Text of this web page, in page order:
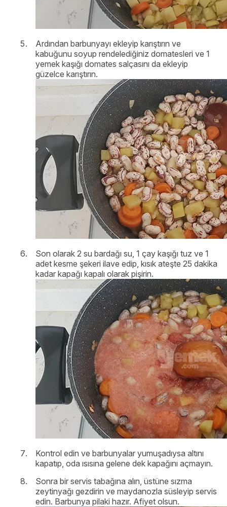
Ardından barbunyayı ekleyip karıştırın ve
kabuğunu soyup rendelediğiniz domatesleri ve 1
yemek kaşığı domates salçasını da ekleyip
güzelce karıştırın.
Son olarak 2 su bardağı su, 1 çay kaşığı tuz ve 1
adet kesme şekeri ilave edip, kısık ateşte 25 dakika
kadar kapağı kapalı olarak pişirin.
Kontrol edin ve barbunyalar yumuşadıysa altını
kapatıp, oda ısısına gelene dek kapağını açmayın.
Sonra bir servis tabağına alın, üstüne sızma
zeytinyağı gezdirin ve maydanozla süsleyip servis
edin. Barbunya pilaki hazır. Afiyet olsun.